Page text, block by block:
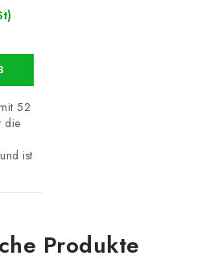
52
die
ist
Produkte